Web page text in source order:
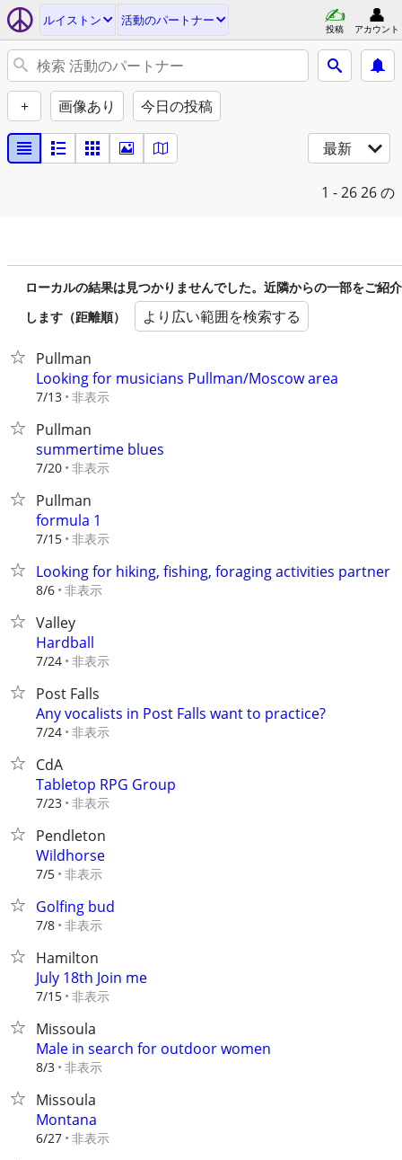
ルイストン 活動のパートナー
投稿 アカウント
+ 画像あり 今日の投稿
最新
1 - 2626 の
ローカルの結果は見つかりませんでした。近隣からの一部をご紹介
します（距離順）
より広い範囲を検索する
Pullman
Looking for musicians Pullman/Moscow area
7/13 非表示
Pullman
summertime blues
7/20 非表示
Pullman
formula 1
7/15 非表示
Looking for hiking, fishing, foraging activities partner
8/6 非表示
Valley
Hardball
7/24 非表示
Post Falls
Any vocalists in Post Falls want to practice?
7/24 非表示
CdA
Tabletop RPG Group
7/23 非表示
Pendleton
Wildhorse
7/5 非表示
Golfing bud
7/8 非表示
Hamilton
July 18th Join me
7/15 非表示
Missoula
Male in search for outdoor women
8/3 非表示
Missoula
Montana
6/27 非表示